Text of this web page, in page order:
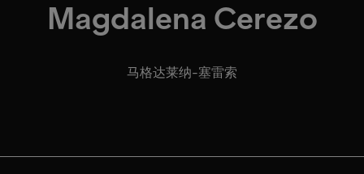
Magdalena Cerezo
马格达莱纳-塞雷索